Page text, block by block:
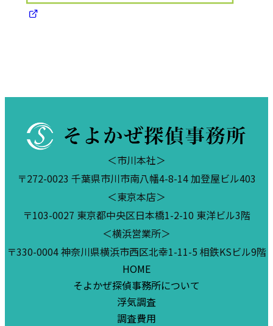
＜市川本社＞
〒272-0023 千葉県市川市南八幡4-8-14 加登屋ビル403
＜東京本店＞
〒103-0027 東京都中央区日本橋1-2-10 東洋ビル3階
＜横浜営業所＞
〒330-0004 神奈川県横浜市西区北幸1-11-5 相鉄KSビル9階
HOME
そよかぜ探偵事務所について
浮気調査
調査費用